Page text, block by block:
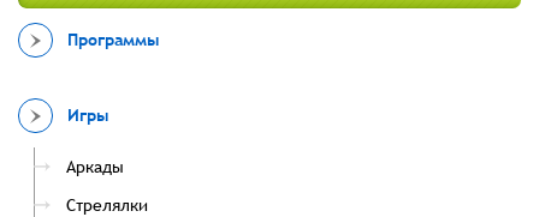
Программы
Игры
Аркады
Стрелялки